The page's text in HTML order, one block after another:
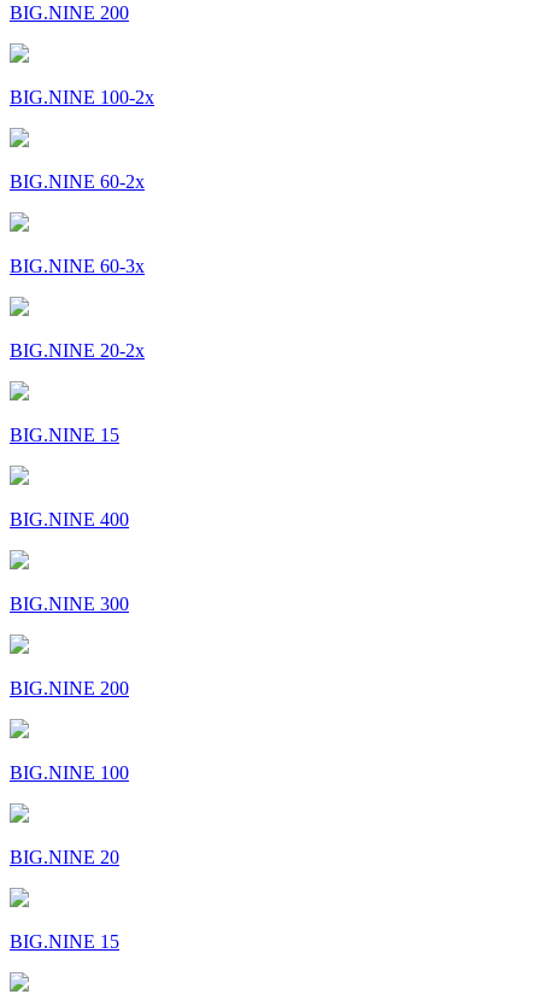
BIG.NINE 200
BIG.NINE 100-2x
BIG.NINE 60-2x
BIG.NINE 60-3x
BIG.NINE 20-2x
BIG.NINE 15
BIG.NINE 400
BIG.NINE 300
BIG.NINE 200
BIG.NINE 100
BIG.NINE 20
BIG.NINE 15